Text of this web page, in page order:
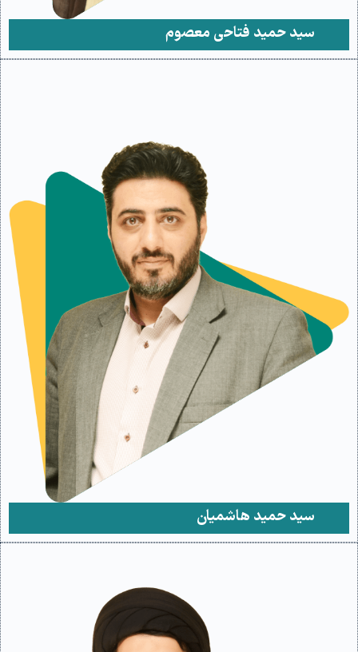
سید حمید فتاحی معصوم
سید حمید هاشمیان